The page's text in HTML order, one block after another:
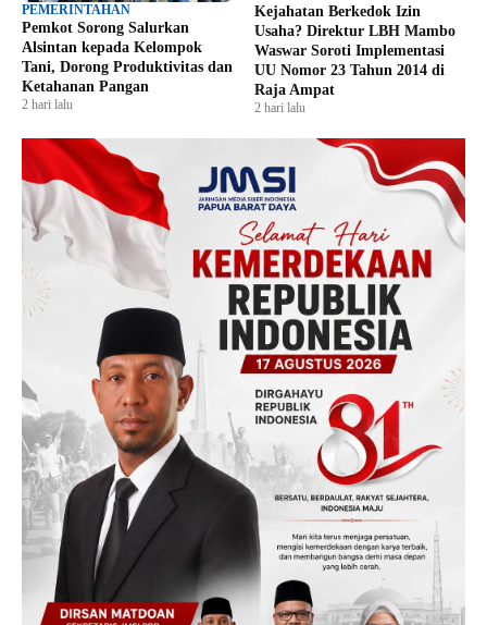
PEMERINTAHAN
Pemkot Sorong Salurkan
Alsintan kepada Kelompok
Tani, Dorong Produktivitas dan
Ketahanan Pangan
2 hari lalu
Kejahatan Berkedok Izin
Usaha? Direktur LBH Mambo
Waswar Soroti Implementasi
UU Nomor 23 Tahun 2014 di
Raja Ampat
2 hari lalu